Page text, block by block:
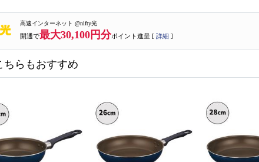
高速インターネット @nifty光
開通で最大30,100円分ポイント進呈 [ 詳細 ]
ちらもおすすめ